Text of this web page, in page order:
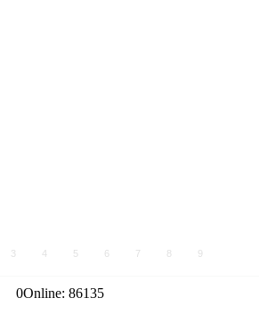
3 4 5 6 7 8 9
0Online: 86135